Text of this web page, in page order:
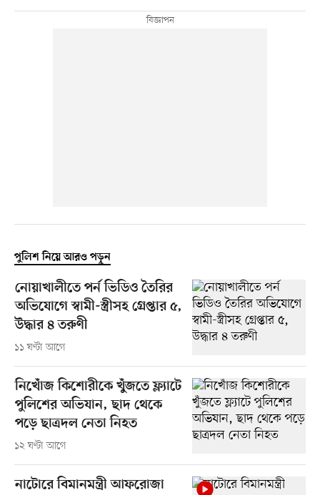
পুলিশ নিয়ে আরও পড়ুন
নোয়াখালীতে পর্ন ভিডিও তৈরির
অভিযোগে স্বামী-স্ত্রীসহ গ্রেপ্তার ৫,
উদ্ধার ৪ তরুণী
১১ ঘণ্টা আগে
নিখোঁজ কিশোরীকে খুঁজতে ফ্ল্যাটে
পুলিশের অভিযান, ছাদ থেকে
পড়ে ছাত্রদল নেতা নিহত
১২ ঘণ্টা আগে
নাটোরে বিমানমন্ত্রী আফরোজা